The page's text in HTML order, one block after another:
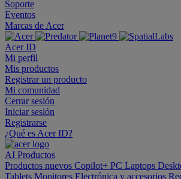
Soporte
Eventos
Marcas de Acer
Acer ID
Mi perfil
Mis productos
Registrar un producto
Mi comunidad
Cerrar sesión
Iniciar sesión
Registrarse
¿Qué es Acer ID?
AI Productos
Productos nuevos Copilot+ PC Laptops
Tablets Monitores Electrónica y accesorios